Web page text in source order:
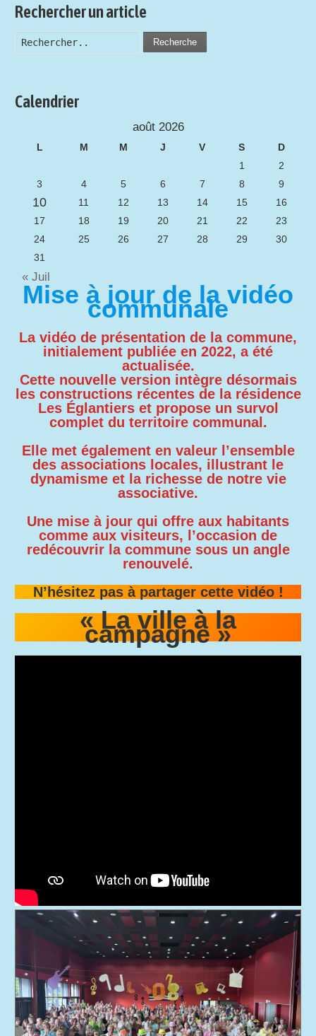
Mise à jour de la vidéo
communale
La vidéo de présentation de la commune,
initialement publiée en 2022, a été
actualisée.
Cette nouvelle version intègre désormais
les constructions récentes de la résidence
Les Églantiers et propose un survol
complet du territoire communal.
Elle met également en valeur l’ensemble
des associations locales, illustrant le
dynamisme et la richesse de notre vie
associative.
Une mise à jour qui offre aux habitants
comme aux visiteurs, l’occasion de
redécouvrir la commune sous un angle
renouvelé.
N’hésitez pas à partager cette vidéo !
« La ville à la
campagne »
Rechercher un article
Recherche
Calendrier
août 2026
L M M J V S
D
1
2
3
4 5 6 7 8 9
10 11 12 13 14 15
16
17
18 19 20 21 22
23
24
25 26 27 28 29
30
31
« Juil